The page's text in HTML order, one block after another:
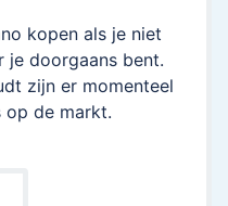
kopen als je niet
doorgaans bent.
zijn er momenteel
op de markt.